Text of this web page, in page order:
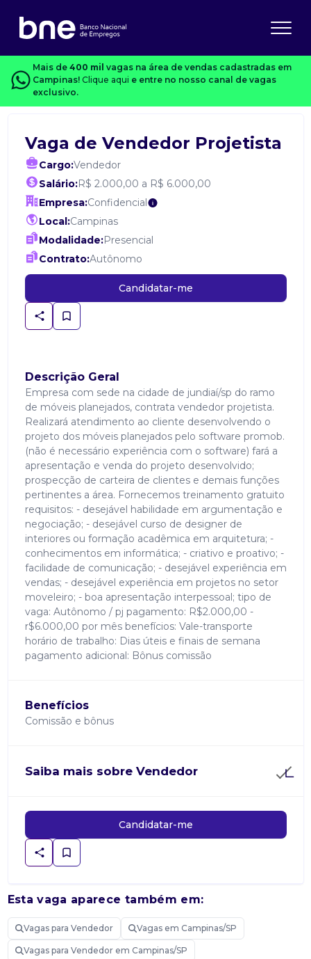
Mais de 400 mil vagas na área de vendas cadastradas em
Campinas! Clique aqui e entre no nosso canal de vagas
exclusivo.
Vaga de Vendedor Projetista
Cargo:Vendedor
Salário:R$ 2.000,00 a R$ 6.000,00
Empresa:Confidencial
Local:Campinas
Modalidade:Presencial
Contrato:Autônomo
Candidatar-me
Descrição Geral
Empresa com sede na cidade de jundiaí/sp do ramo
de móveis planejados, contrata vendedor projetista.
Realizará atendimento ao cliente desenvolvendo o
projeto dos móveis planejados pelo software promob.
(não é necessário experiência com o software) fará a
apresentação e venda do projeto desenvolvido;
prospecção de carteira de clientes e demais funções
pertinentes a área. Fornecemos treinamento gratuito
requisitos: - desejável habilidade em argumentação e
negociação; - desejável curso de designer de
interiores ou formação acadêmica em arquitetura; -
conhecimentos em informática; - criativo e proativo; -
facilidade de comunicação; - desejável experiência em
vendas; - desejável experiência em projetos no setor
moveleiro; - boa apresentação interpessoal; tipo de
vaga: Autônomo / pj pagamento: R$2.000,00 -
r$6.000,00 por mês benefícios: Vale-transporte
horário de trabalho: Dias úteis e finais de semana
pagamento adicional: Bônus comissão
Benefícios
Comissão e bônus
Saiba mais sobre Vendedor
Candidatar-me
Esta vaga aparece também em:
Vagas para Vendedor Vagas em Campinas/SP
Vagas para Vendedor em Campinas/SP